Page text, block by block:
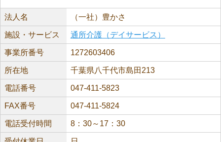
法人名 （一社）豊かさ
施設・サービス 通所介護（デイサービス）
事業所番号 1272603406
所在地 千葉県八千代市島田213
電話番号 047-411-5823
FAX番号 047-411-5824
電話受付時間 8：30～17：30